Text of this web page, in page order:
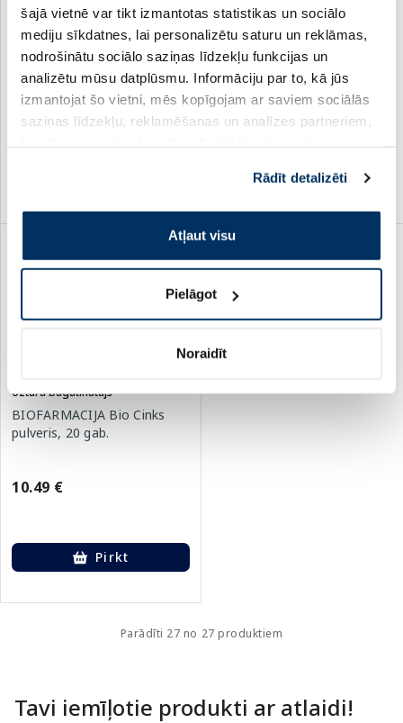
šajā vietnē var tikt izmantotas statistikas un sociālo
mediju sīkdatnes, lai personalizētu saturu un reklāmas,
nodrošinātu sociālo saziņas līdzekļu funkcijas un
analizētu mūsu datplūsmu. Informāciju par to, kā jūs
izmantojat šo vietni, mēs kopīgojam ar saviem sociālās
saziņas līdzekļu, reklamēšanas un analīzes partneriem,
pakalpojumus. Ja piekrītat šo papildu sīkdatņu
izmantošanai, lūdzu, atzīmējiet savu izvēli:
Rādīt detalizēti
Atļaut visu
Pielāgot
Noraidīt
Uztura bagātinātājs
BIOFARMACIJA Hipocrat
Skindrink paciņas, 14 gab.
15.00 € 29.99 €
Uztura bagātinātājs
BIOFARMACIJA Biomagnijs
300 mg + Biokālijs 300 mg
pulveris, 30 gab.
19.79 €
Pirkt
Uztura bagātinātājs
BIOFARMACIJA Bio Cinks
pulveris, 20 gab.
10.49 €
Pirkt
Parādīti 27 no 27 produktiem
Tavi iemīļotie produkti ar atlaidi!